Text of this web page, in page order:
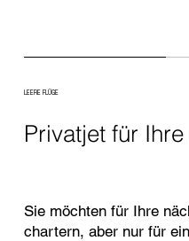
LEERE FLÜGE
Privatjet für
Sie möchten für Ihre
chartern, aber nur für